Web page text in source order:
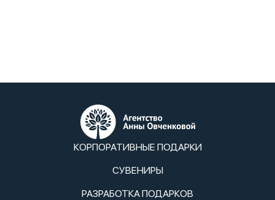
КОРПОРАТИВНЫЕ ПОДАРКИ
СУВЕНИРЫ
РАЗРАБОТКА ПОДАРКОВ